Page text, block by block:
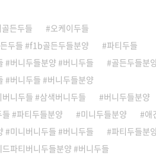
든두들
오케이두들
두들 #f1b골든두들분양
파티두들
#버니두들분양 #버니두들
골든두들분
#버니두들 #버니두들분양
니두들 #삼색버니두들
버니두들분양
#파티두들분양
미니두들분양
애
#미니버니두들 #버니두들
파티두들분
파티버니두들분양 #버니두들